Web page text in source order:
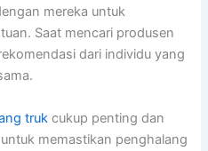
mereka untuk
Saat mencari produsen
dari individu yang
truk cukup penting dan
memastikan penghalang